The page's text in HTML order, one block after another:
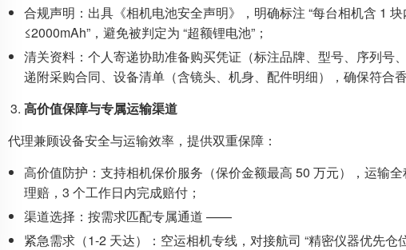
合规声明：出具《相机电池安全声明》，明确标注 “每台相机含 1
≤2000mAh”，避免被判定为 “超额锂电池”；
清关资料：个人寄递协助准备购买凭证（标注品牌、型号、序列号
递附采购合同、设备清单（含镜头、机身、配件明细），确保符合香
高价值保障与专属运输渠道
代理兼顾设备安全与运输效率，提供双重保障：
高价值防护：支持相机保价服务（保价金额最高 50 万元），运输
理赔，3 个工作日内完成赔付；
渠道选择：按需求匹配专属通道 ——
紧急需求（1-2 天达）：空运相机专线，对接航司 “精密仪器优先